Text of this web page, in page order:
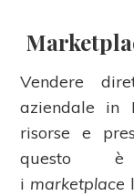
Vendere
aziendale in
risorse e
questo è
i marketplace